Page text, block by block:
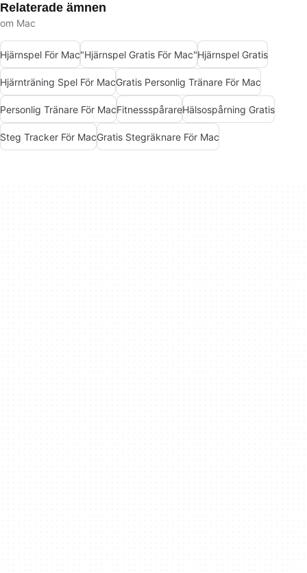
Relaterade ämnen
om Mac
Hjärnspel För Mac"Hjärnspel Gratis För Mac"Hjärnspel Gratis
Hjärnträning Spel För MacGratis Personlig Tränare För Mac
Personlig Tränare För MacFitnessspårareHälsospårning Gratis
Steg Tracker För MacGratis Stegräknare För Mac